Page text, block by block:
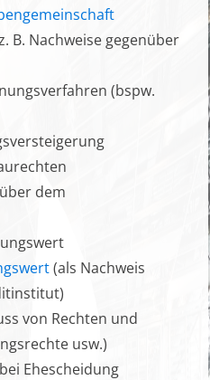
B. Nachweise gegenüber
(bspw.
dem
(als Nachweis
von Rechten und
usw.)
Ehescheidung